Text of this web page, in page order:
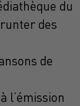
du
des
de
l’émission